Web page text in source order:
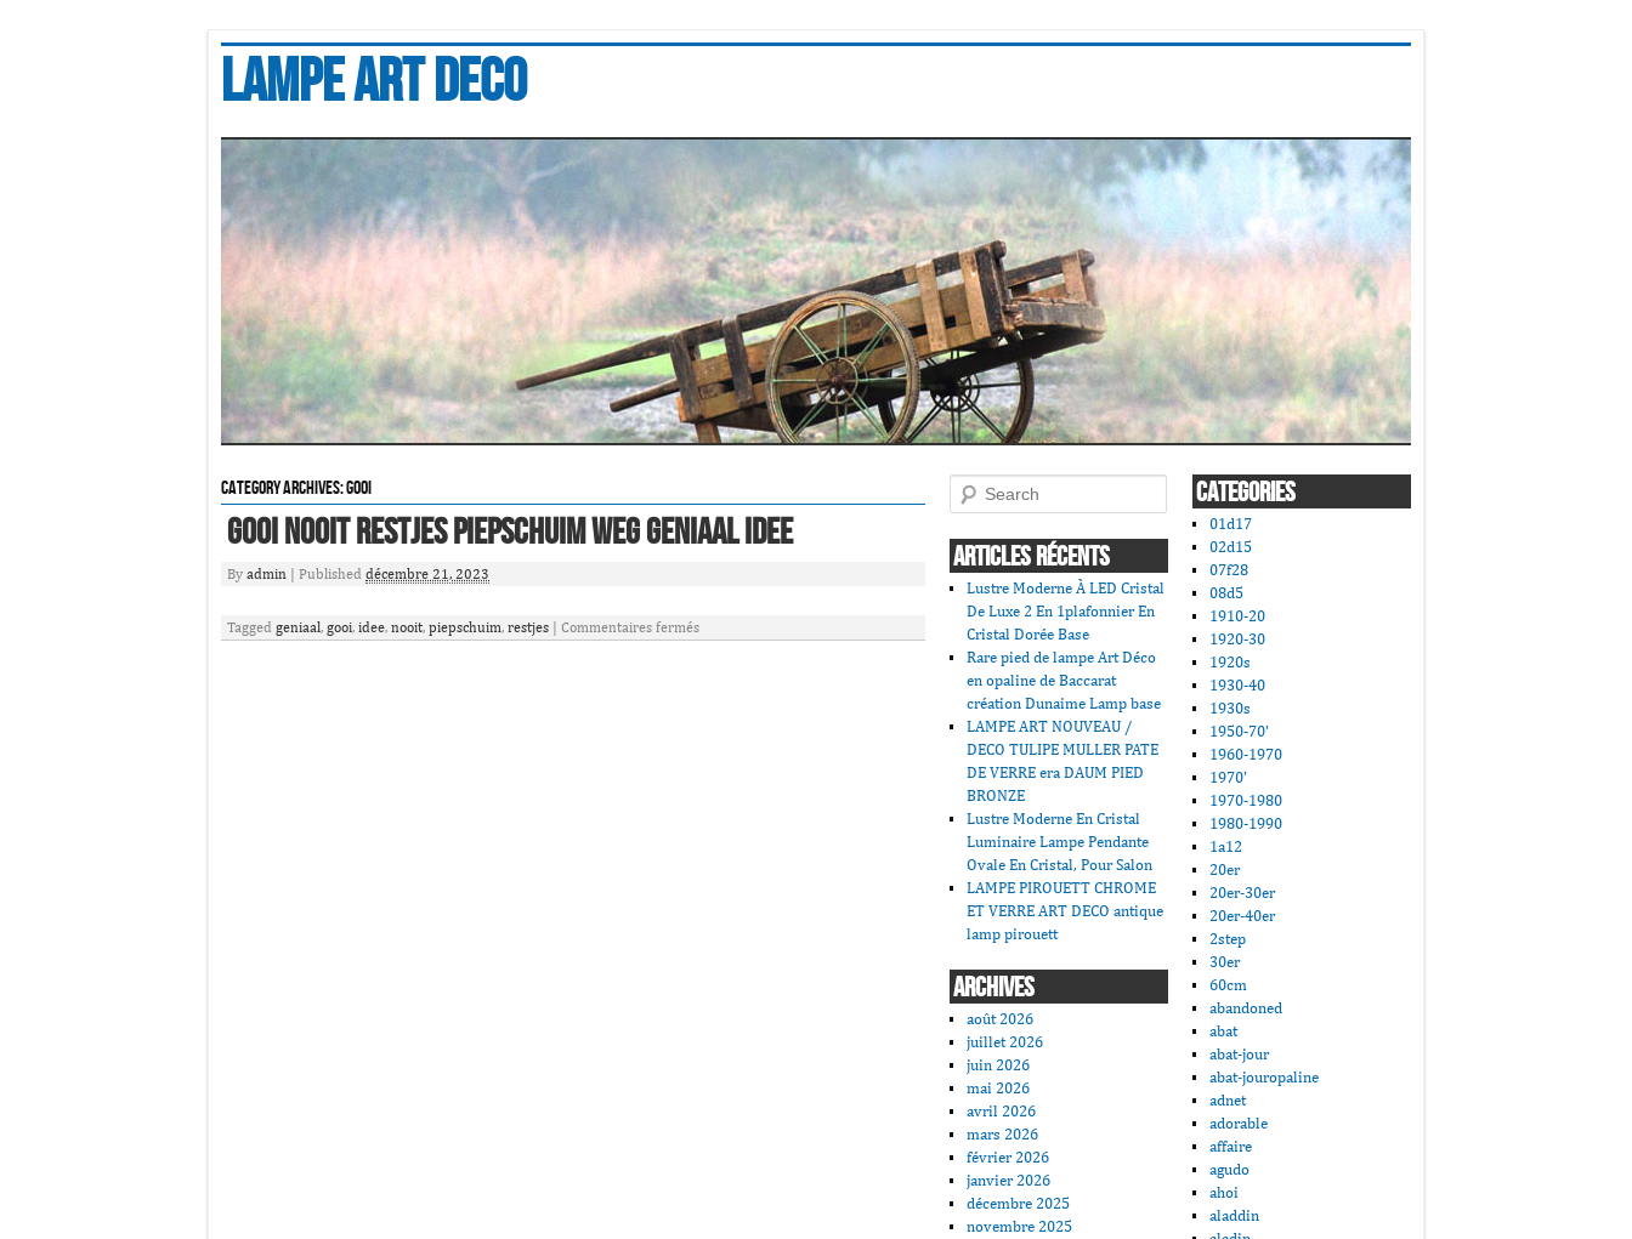
Lampe art deco
Category Archives:gooi
Gooi Nooit Restjes Piepschuim Weg Geniaal Idee
By admin Published décembre 21, 2023
Tagged geniaal, gooi, idee, nooit, piepschuim, restjes Commentaires fermés
Search
ARTICLES RÉCENTS
Lustre Moderne À LED Cristal
De Luxe 2 En 1plafonnier En
Cristal Dorée Base
Rare pied de lampe Art Déco
en opaline de Baccarat
création Dunaime Lamp base
LAMPE ART NOUVEAU /
DECO TULIPE MULLER PATE
DE VERRE era DAUM PIED
BRONZE
Lustre Moderne En Cristal
Luminaire Lampe Pendante
Ovale En Cristal, Pour Salon
LAMPE PIROUETT CHROME
ET VERRE ART DECO antique
lamp pirouett
ARCHIVES
août 2026
juillet 2026
juin 2026
mai 2026
avril 2026
mars 2026
février 2026
janvier 2026
décembre 2025
novembre 2025
CATEGORIES
01d17
02d15
07f28
08d5
1910-20
1920-30
1920s
1930-40
1930s
1950-70'
1960-1970
1970'
1970-1980
1980-1990
1a12
20er
20er-30er
20er-40er
2step
30er
60cm
abandoned
abat
abat-jour
abat-jouropaline
adnet
adorable
affaire
agudo
ahoi
aladdin